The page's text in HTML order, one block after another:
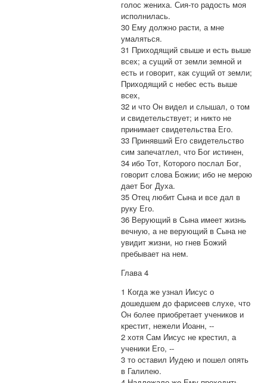
голос жениха. Сия-то радость моя
исполнилась.
30 Ему должно расти, а мне
умаляться.
31 Приходящий свыше и есть выше
всех; а сущий от земли земной и
есть и говорит, как сущий от земли;
Приходящий с небес есть выше
всех,
32 и что Он видел и слышал, о том
и свидетельствует; и никто не
принимает свидетельства Его.
33 Принявший Его свидетельство
сим запечатлел, что Бог истинен,
34 ибо Тот, Которого послал Бог,
говорит слова Божии; ибо не мерою
дает Бог Духа.
35 Отец любит Сына и все дал в
руку Его.
36 Верующий в Сына имеет жизнь
вечную, а не верующий в Сына не
увидит жизни, но гнев Божий
пребывает на нем.
Глава 4
1 Когда же узнал Иисус о
дошедшем до фарисеев слухе, что
Он более приобретает учеников и
крестит, нежели Иоанн, --
2 хотя Сам Иисус не крестил, а
ученики Его, --
3 то оставил Иудею и пошел опять
в Галилею.